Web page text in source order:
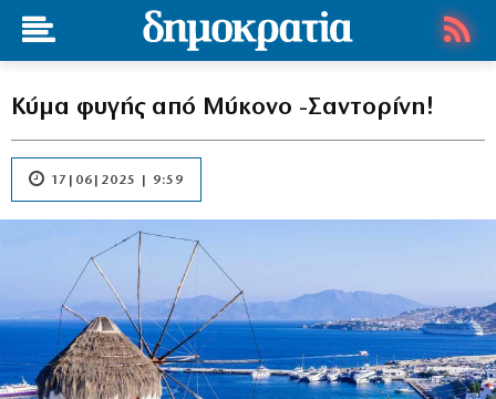
Κύμα φυγής από Μύκονο -Σαντορίνη!
17|06|2025 | 9:59